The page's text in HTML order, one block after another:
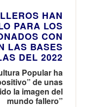
HAN
PARA LOS
CON
LAS BASES
DEL 2022
Popular ha
de unas
la imagen del
mundo fallero”